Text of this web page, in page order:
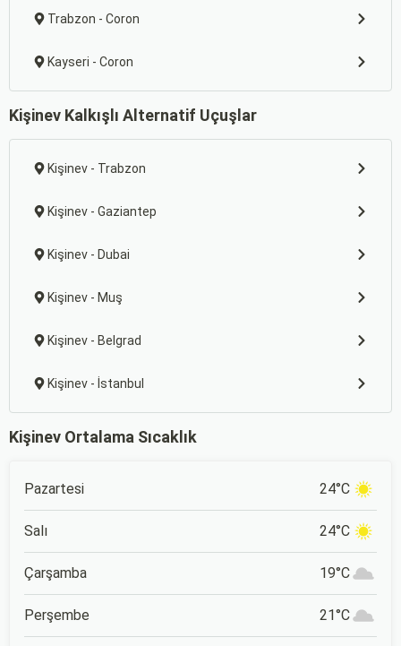
Trabzon - Coron
Kayseri - Coron
Kişinev Kalkışlı Alternatif Uçuşlar
Kişinev - Trabzon
Kişinev - Gaziantep
Kişinev - Dubai
Kişinev - Muş
Kişinev - Belgrad
Kişinev - İstanbul
Kişinev Ortalama Sıcaklık
Pazartesi 24°C
Salı 24°C
Çarşamba 19°C
Perşembe 21°C